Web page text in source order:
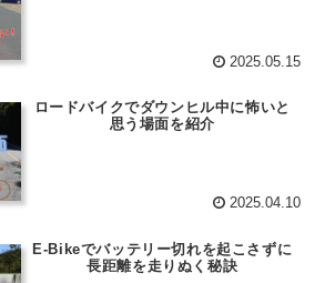
2025.05.15
ロードバイクでダウンヒル中に怖いと
思う場面を紹介
2025.04.10
E-Bikeでバッテリー切れを起こさずに
長距離を走りぬく秘訣